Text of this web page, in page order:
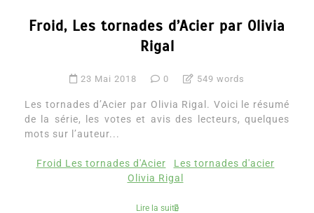
Froid, Les tornades d’Acier par Olivia
Rigal
23 Mai 2018 0 549 words
Les tornades d’Acier par Olivia Rigal. Voici le résumé
de la série, les votes et avis des lecteurs, quelques
mots sur l’auteur...
Froid Les tornades d'Acier
Les tornades d'acier
Olivia Rigal
Lire la suite